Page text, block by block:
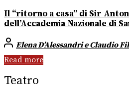
Il “ritorno a casa” di Sir
dell’Accademia Nazionale di
Elena D’Alessandri e Claudio
Read more
Teatro